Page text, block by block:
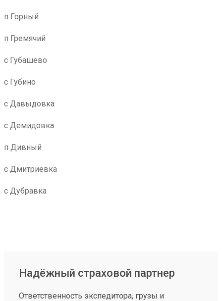
п Горный
п Гремячий
с Губашево
с Губино
с Давыдовка
с Демидовка
п Дивный
с Дмитриевка
с Дубравка
Надёжный страховой партнер
Ответственность экспедитора, грузы и